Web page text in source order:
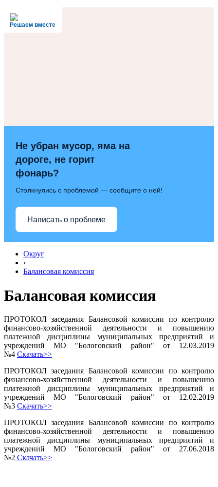
Решаем вместе
Не убран мусор, яма на
дороге, не горит
фонарь?
Столкнулись с проблемой — сообщите о ней!
Написать о проблеме
Округ
›
Балансовая комиссия
Балансовая комиссия
ПРОТОКОЛ заседания Балансовой комиссии по контролю
финансово-хозяйственной деятельности и повышению
платежной дисциплины муниципальных предприятий и
учреждений МО "Бологовский район" от 12.03.2019
№4 Скачать>>
ПРОТОКОЛ заседания Балансовой комиссии по контролю
финансово-хозяйственной деятельности и повышению
платежной дисциплины муниципальных предприятий и
учреждений МО "Бологовский район" от 12.02.2019
№3 Скачать>>
ПРОТОКОЛ заседания Балансовой комиссии по контролю
финансово-хозяйственной деятельности и повышению
платежной дисциплины муниципальных предприятий и
учреждений МО "Бологовский район" от 27.06.2018
№2 Скачать>>